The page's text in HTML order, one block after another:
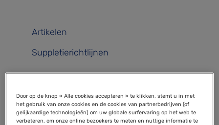
Artikelen
Suppletierichtlijnen
Groeien in gezondheid door
kennis
Door op de knop « Alle cookies accepteren » te klikken, stemt u in met
het gebruik van onze cookies en de cookies van partnerbedrijven (of
gelijkaardige technologieën) om uw globale surfervaring op het web te
verbeteren, om onze online bezoekers te meten en nuttige informatie te